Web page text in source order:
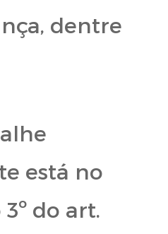
dentre
está no
do art.